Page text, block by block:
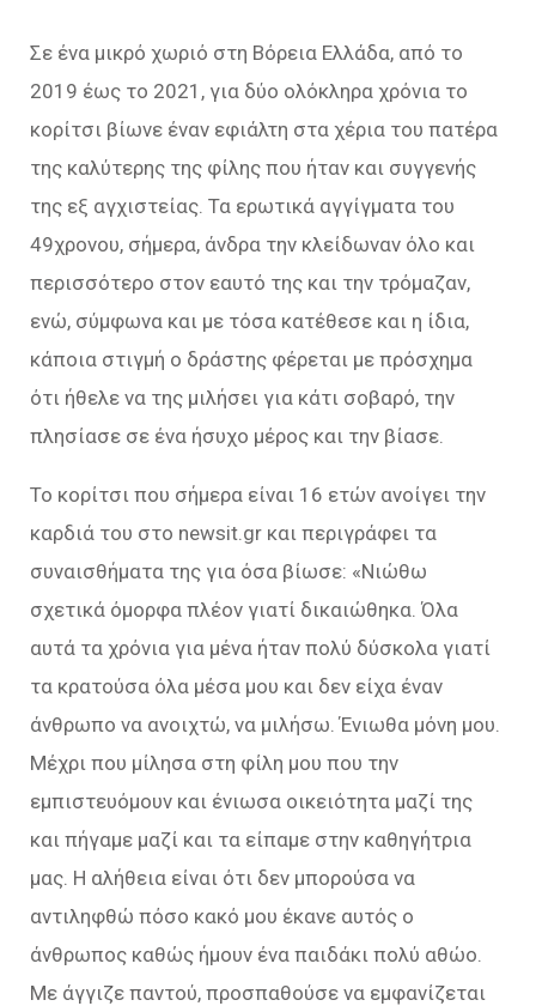
Σε ένα μικρό χωριό στη Βόρεια Ελλάδα, από το
2019 έως το 2021, για δύο ολόκληρα χρόνια το
κορίτσι βίωνε έναν εφιάλτη στα χέρια του πατέρα
της καλύτερης της φίλης που ήταν και συγγενής
της εξ αγχιστείας. Τα ερωτικά αγγίγματα του
49χρονου, σήμερα, άνδρα την κλείδωναν όλο και
περισσότερο στον εαυτό της και την τρόμαζαν,
ενώ, σύμφωνα και με τόσα κατέθεσε και η ίδια,
κάποια στιγμή ο δράστης φέρεται με πρόσχημα
ότι ήθελε να της μιλήσει για κάτι σοβαρό, την
πλησίασε σε ένα ήσυχο μέρος και την βίασε.
Το κορίτσι που σήμερα είναι 16 ετών ανοίγει την
καρδιά του στο newsit.gr και περιγράφει τα
συναισθήματα της για όσα βίωσε: «Νιώθω
σχετικά όμορφα πλέον γιατί δικαιώθηκα. Όλα
αυτά τα χρόνια για μένα ήταν πολύ δύσκολα γιατί
τα κρατούσα όλα μέσα μου και δεν είχα έναν
άνθρωπο να ανοιχτώ, να μιλήσω. Ένιωθα μόνη μου.
Μέχρι που μίλησα στη φίλη μου που την
εμπιστευόμουν και ένιωσα οικειότητα μαζί της
και πήγαμε μαζί και τα είπαμε στην καθηγήτρια
μας. Η αλήθεια είναι ότι δεν μπορούσα να
αντιληφθώ πόσο κακό μου έκανε αυτός ο
άνθρωπος καθώς ήμουν ένα παιδάκι πολύ αθώο.
Με άγγιζε παντού, προσπαθούσε να εμφανίζεται